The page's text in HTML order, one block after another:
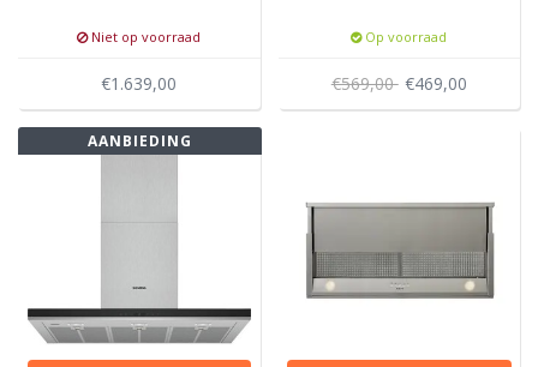
Niet op voorraad
€1.639,00
Op voorraad
€569,00 €469,00
AANBIEDING